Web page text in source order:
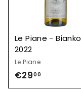
Le Piane - Bianko
2022
Le Piane
€2900
2